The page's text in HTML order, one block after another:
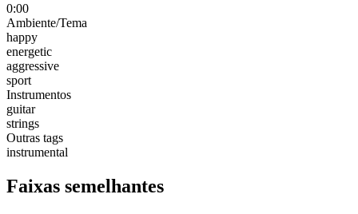
0:00
Ambiente/Tema
happy
energetic
aggressive
sport
Instrumentos
guitar
strings
Outras tags
instrumental
Faixas semelhantes